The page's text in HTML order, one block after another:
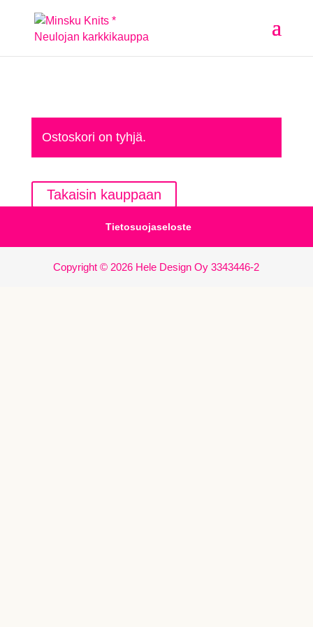
Ostoskori on tyhjä.
Takaisin kauppaan
Tietosuojaseloste
Copyright © 2026 Hele Design Oy 3343446-2